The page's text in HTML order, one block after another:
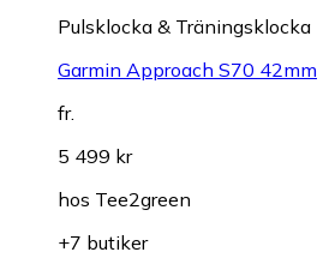
Pulsklocka & Träningsklocka
Garmin Approach S70 42mm
fr.
5 499 kr
hos Tee2green
+7 butiker